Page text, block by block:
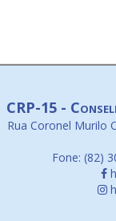
CRP-15 -
Rua Coronel Murilo
Fone: (82)